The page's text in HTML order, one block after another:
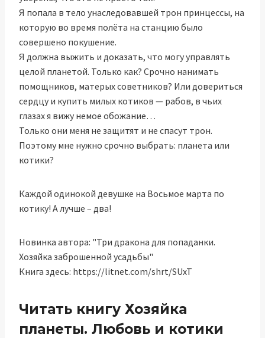
Я попала в тело унаследовавшей трон принцессы, на
которую во время полёта на станцию было
совершено покушение.
Я должна выжить и доказать, что могу управлять
целой планетой. Только как? Срочно нанимать
помощников, матерых советников? Или довериться
сердцу и купить милых котиков — рабов, в чьих
глазах я вижу немое обожание…
Только они меня не защитят и не спасут трон.
Поэтому мне нужно срочно выбрать: планета или
котики?
Каждой одинокой девушке на Восьмое марта по
котику! А лучше – два!
Новинка автора: "Три дракона для попаданки.
Хозяйка заброшенной усадьбы"
Книга здесь: https://litnet.com/shrt/SUxT
Читать книгу Хозяйка
планеты. Любовь и котики